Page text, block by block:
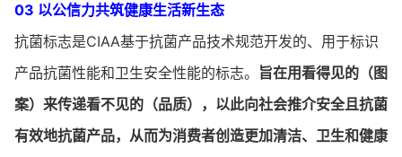
03 以公信力共筑健康生活新生态
抗菌标志是CIAA基于抗菌产品技术规范开发的、用于标识
产品抗菌性能和卫生安全性能的标志。 旨在用看得见的（图
案）来传递看不见的（品质），以此向社会推介安全且抗菌
有效地抗菌产品，从而为消费者创造更加清洁、卫生和健康